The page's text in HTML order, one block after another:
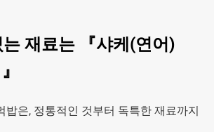
재료는 『샤케(연어)
밥은, 정통적인 것부터 독특한 재료까지